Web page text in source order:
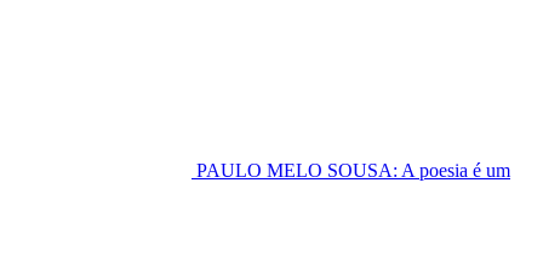
PAULO MELO SOUSA: A poesia é um